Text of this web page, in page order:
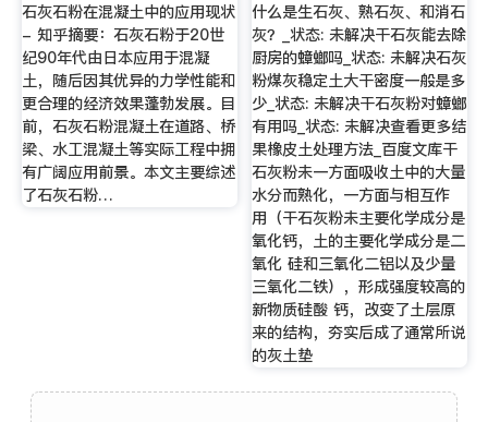
石灰石粉在混凝土中的应用现状
- 知乎摘要：石灰石粉于20世
纪90年代由日本应用于混凝
土，随后因其优异的力学性能和
更合理的经济效果蓬勃发展。目
前，石灰石粉混凝土在道路、桥
梁、水工混凝土等实际工程中拥
有广阔应用前景。本文主要综述
了石灰石粉…
什么是生石灰、熟石灰、和消石
灰？_状态: 未解决干石灰能去除
厨房的蟑螂吗_状态: 未解决石灰
粉煤灰稳定土大干密度一般是多
少_状态: 未解决干石灰粉对蟑螂
有用吗_状态: 未解决查看更多结
果橡皮土处理方法_百度文库干
石灰粉未一方面吸收土中的大量
水分而熟化，一方面与相互作
用（干石灰粉未主要化学成分是
氧化钙，土的主要化学成分是二
氧化 硅和三氧化二铝以及少量
三氧化二铁），形成强度较高的
新物质硅酸 钙，改变了土层原
来的结构，夯实后成了通常所说
的灰土垫